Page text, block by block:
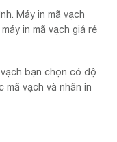
Máy in mã vạch
in mã vạch giá rẻ
bạn chọn có độ
mã vạch và nhãn in